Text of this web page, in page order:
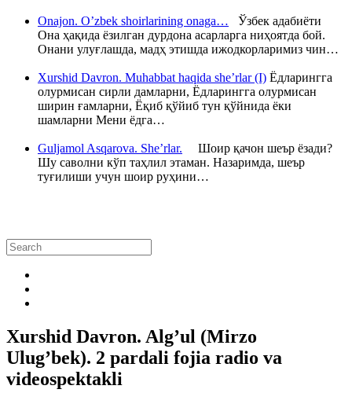
Onajon. O’zbek shoirlarining onaga… Ўзбек адабиёти
Она ҳақида ёзилган дурдона асарларга ниҳоятда бой.
Онани улуғлашда, мадҳ этишда ижодкорларимиз чин…
Xurshid Davron. Muhabbat haqida she’rlar (I) Ёдларингга
олурмисан сирли дамларни, Ёдларингга олурмисан
ширин ғамларни, Ёқиб қўйиб тун қўйнида ёки
шамларни Мени ёдга…
Guljamol Asqarova. She’rlar. Шоир қачон шеър ёзади?
Шу саволни кўп таҳлил этаман. Назаримда, шеър
туғилиши учун шоир руҳини…
Xurshid Davron. Alg’ul (Mirzo
Ulug’bek). 2 pardali fojia radio va
videospektakli